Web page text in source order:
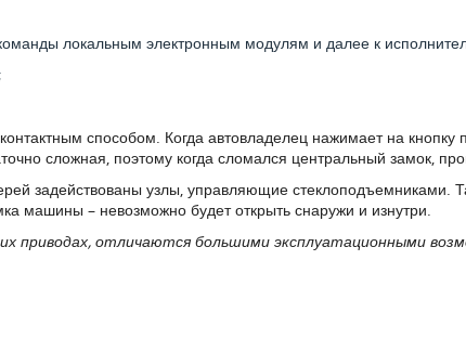
локальным электронным модулям и далее к
способом. Когда автовладелец нажимает на
сложная, поэтому когда сломался центральный замок,
задействованы узлы, управляющие стеклоподъемниками.
машины – невозможно будет открыть снаружи и изнутри.
приводах, отличаются большими эксплуатационными